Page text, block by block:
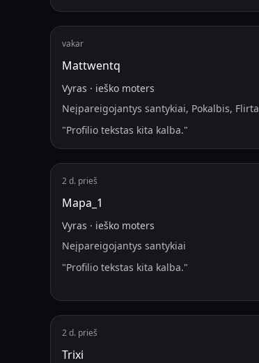
vakar
Mattwentq
Vyras · ieško moters
Neįpareigojantys santykiai, Pokalbis,
"Profilio tekstas kita kalba."
2 d. prieš
Мара_1
Vyras · ieško moters
Neįpareigojantys santykiai
"Profilio tekstas kita kalba."
2 d. prieš
Trixi